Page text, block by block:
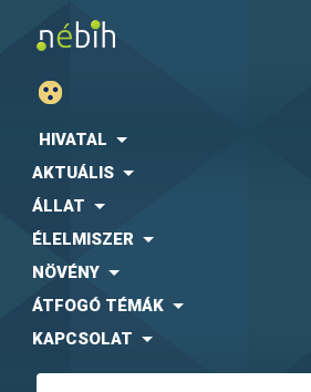
HIVATAL
AKTUÁLIS
ÁLLAT
ÉLELMISZER
NÖVÉNY
ÁTFOGÓ TÉMÁK
KAPCSOLAT